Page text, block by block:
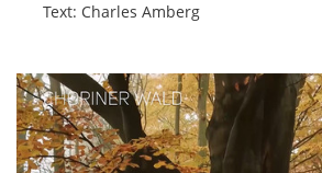
Text: Charles Amberg